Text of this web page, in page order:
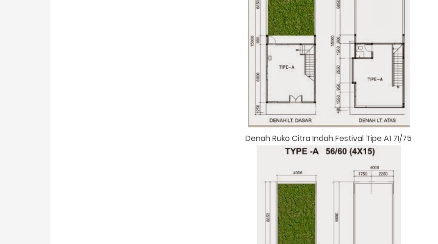
Denah Ruko Citra Indah Festival Tipe A1 71/75